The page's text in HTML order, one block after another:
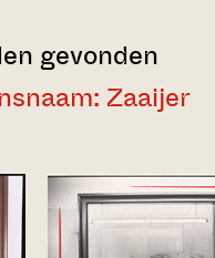
gevonden
Zaaijer